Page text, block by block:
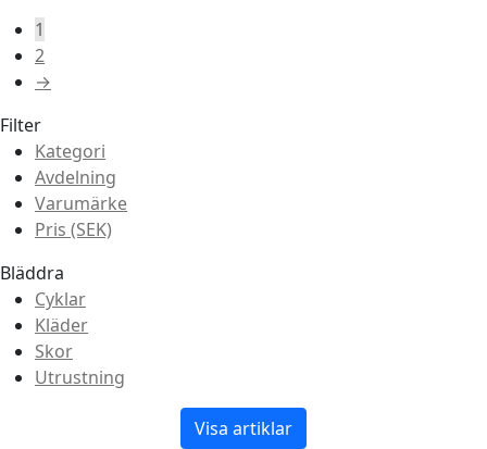
1
2
→
Filter
Kategori
Avdelning
Varumärke
Pris (SEK)
Bläddra
Cyklar
Kläder
Skor
Utrustning
Visa artiklar